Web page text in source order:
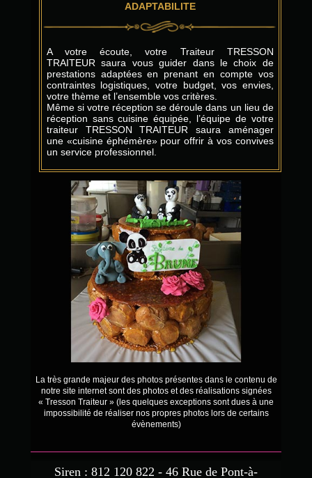
ADAPTABILITE
A votre écoute, votre Traiteur TRESSON
TRAITEUR saura vous guider dans le choix de
prestations adaptées en prenant en compte vos
contraintes logistiques, votre budget, vos envies,
votre thème et l’ensemble vos critères.
Même si votre réception se déroule dans un lieu de
réception sans cuisine équipée, l’équipe de votre
traiteur TRESSON TRAITEUR saura aménager
une «cuisine éphémère» pour offrir à vos convives
un service professionnel.
La très grande majeur des photos présentes dans le contenu de
notre site internet sont des photos et des réalisations signées
« Tresson Traiteur » (les quelques exceptions sont dues à une
impossibilité de réaliser nos propres photos lors de certains
évènements)
Siren : 812 120 822 - 46 Rue de Pont-à-